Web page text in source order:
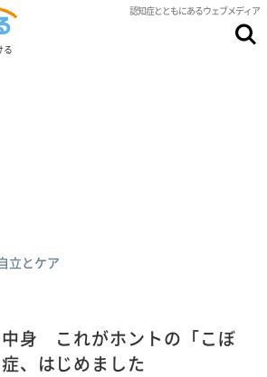
認知症とともにあるウェブメディア
る
立とケア
身 これがホントの「こぼ
、はじめました